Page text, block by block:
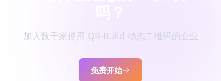
加入数千家使用 QR-Build 动态二维码的企业
免费开始